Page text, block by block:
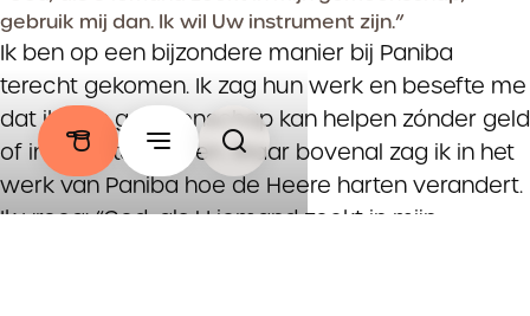
gebruik mij dan. Ik wil Uw instrument zijn.”
Ik ben op een bijzondere manier bij Paniba
terecht gekomen. Ik zag hun werk en besefte me
dat ik mijn gemeenschap kan helpen zónder geld
of invloed te hebben. Maar bovenal zag ik in het
werk van Paniba hoe de Heere harten verandert.
Ik vroeg: “God, als U iemand zoekt in mijn